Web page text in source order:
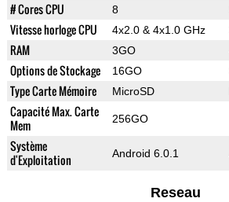
# Cores CPU 8
Vitesse horloge CPU 4x2.0 & 4x1.0 GHz
RAM 3GO
Options de Stockage 16GO
Type Carte Mémoire MicroSD
Capacité Max. Carte
Mem
256GO
Système
d'Exploitation
Android 6.0.1
Reseau